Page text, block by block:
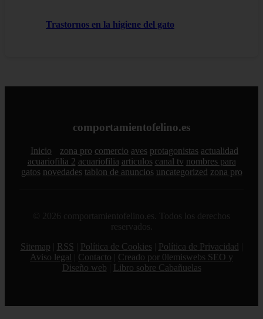
Trastornos en la higiene del gato
comportamientofelino.es
Inicio zona pro comercio aves protagonistas actualidad
acuariofilia 2 acuariofilia articulos canal tv nombres para
gatos novedades tablon de anuncios uncategorized zona pro
© 2026 comportamientofelino.es. Todos los derechos
reservados.
Sitemap
RSS Política de Cookies Política de Privacidad
Aviso legal
Contacto
Creado por 0lemiswebs SEO y
Diseño web
Libro sobre Cabañuelas